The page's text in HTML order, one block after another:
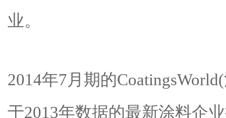
业。
2014年7月期的
于2013年数据的最新涂料企